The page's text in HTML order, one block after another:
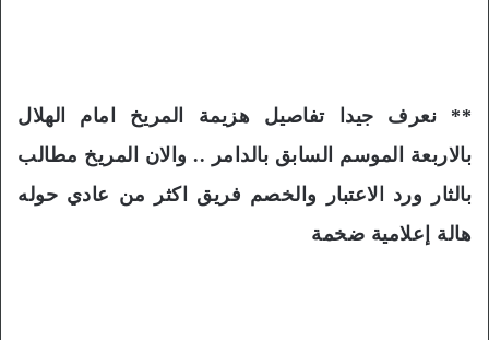
** نعرف جيدا تفاصيل هزيمة المريخ امام الهلال
بالاربعة الموسم السابق بالدامر .. والان المريخ مطالب
بالثار ورد الاعتبار والخصم فريق اكثر من عادي حوله
هالة إعلامية ضخمة